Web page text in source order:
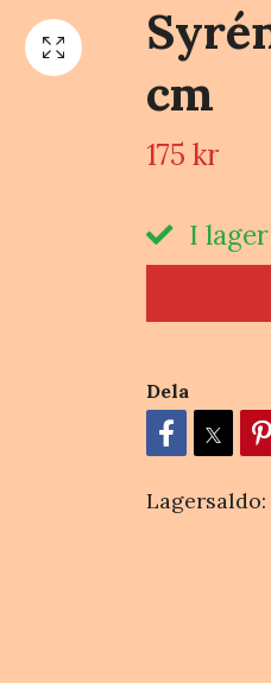
cm
175 kr
I lager
Dela
Lagersaldo: